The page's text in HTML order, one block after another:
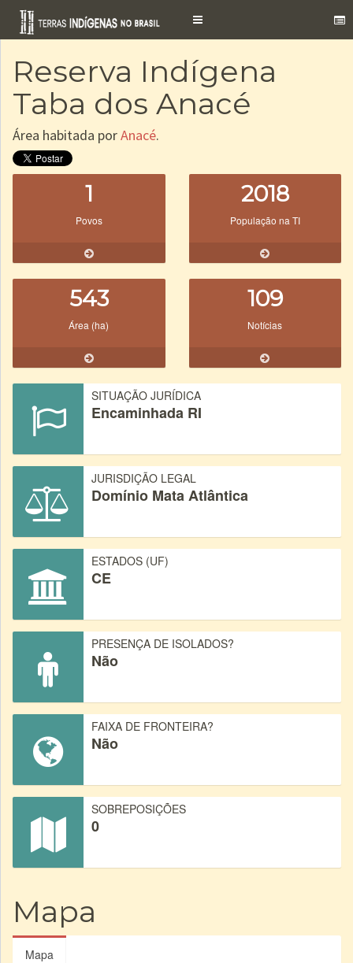
Toggle
Reserva Indígena
Taba dos Anacé
Área habitada porAnacé.
1
Povos
2018
População na TI
543
Área (ha)
109
Notícias
SITUAÇÃO JURÍDICA
Encaminhada RI
JURISDIÇÃO LEGAL
Domínio Mata Atlântica
ESTADOS (UF)
CE
PRESENÇA DE ISOLADOS?
Não
FAIXA DE FRONTEIRA?
Não
SOBREPOSIÇÕES
0
Mapa
Mapa